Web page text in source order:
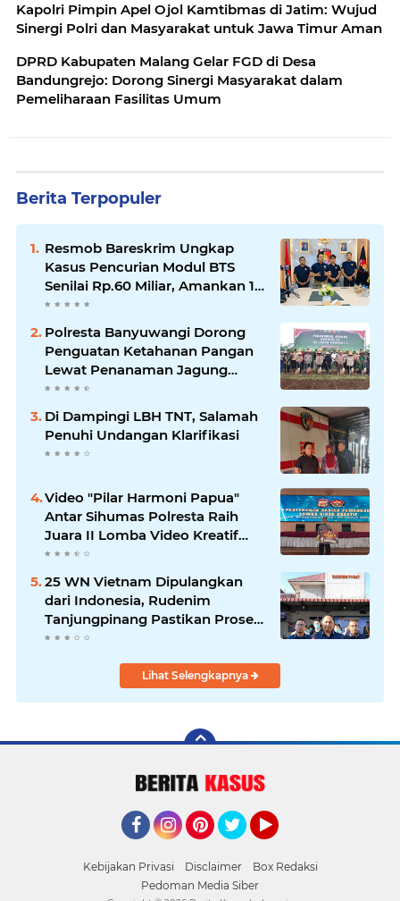
Kapolri Pimpin Apel Ojol Kamtibmas di Jatim: Wujud
Sinergi Polri dan Masyarakat untuk Jawa Timur Aman
DPRD Kabupaten Malang Gelar FGD di Desa
Bandungrejo: Dorong Sinergi Masyarakat dalam
Pemeliharaan Fasilitas Umum
Berita Terpopuler
Resmob Bareskrim Ungkap
Kasus Pencurian Modul BTS
Senilai Rp.60 Miliar, Amankan 12
Tersangka
Polresta Banyuwangi Dorong
Penguatan Ketahanan Pangan
Lewat Penanaman Jagung
Kuartal IV 2025
Di Dampingi LBH TNT, Salamah
Penuhi Undangan Klarifikasi
Video "Pilar Harmoni Papua"
Antar Sihumas Polresta Raih
Juara II Lomba Video Kreatif
Hari Bhayangkara ke-80
25 WN Vietnam Dipulangkan
dari Indonesia, Rudenim
Tanjungpinang Pastikan Proses
Sesuai Prosedur
Lihat Selengkapnya
Kebijakan Privasi Disclaimer
Box Redaksi
Pedoman Media Siber